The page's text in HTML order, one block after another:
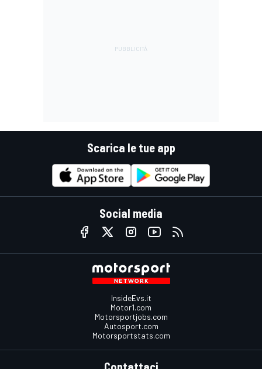
Scarica le tue app
Social media
InsideEvs.it
Motor1.com
Motorsportjobs.com
Autosport.com
Motorsportstats.com